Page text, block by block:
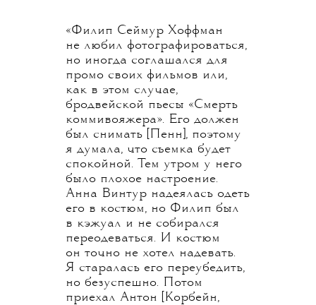
«Филип Сеймур Хоффман
не любил фотографироваться,
но иногда соглашался для
промо своих фильмов или,
как в этом случае,
бродвейской пьесы «Смерть
коммивояжера». Его должен
был снимать [Пенн], поэтому
я думала, что съемка будет
спокойной. Тем утром у него
было плохое настроение.
Анна Винтур надеялась одеть
его в костюм, но Филип был
в кэжуал и не собирался
переодеваться. И костюм
он точно не хотел надевать.
Я старалась его переубедить,
но безуспешно. Потом
приехал Антон [Корбейн,